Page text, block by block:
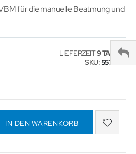
für die manuelle Beatmung und
LIEFERZEIT9 TAGE
SKU 557038
IN DEN WARENKORB